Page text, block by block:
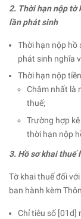
2. Thời hạn nộp tờ
lần phát sinh
Thời hạn nộp hồ
phát sinh nghĩa
Thời hạn nộp
Chậm nhất là
thuế;
Trường hợp
thời hạn nộp
3. Hồ sơ khai thuế
Tờ khai thuế đối
ban hành kèm
Chỉ tiêu số [01d]